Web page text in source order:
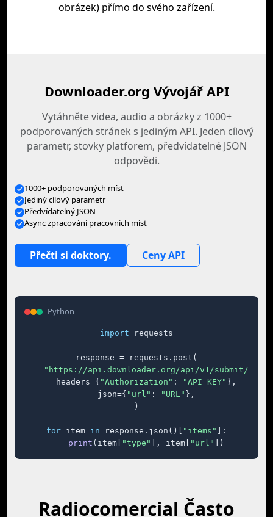
obrázek) přímo do svého zařízení.
Downloader.org Vývojář API
Vytáhněte videa, audio a obrázky z 1000+
podporovaných stránek s jediným API. Jeden cílový
parametr, stovky platforem, předvídatelné JSON
odpovědi.
1000+ podporovaných míst
Jediný cílový parametr
Předvídatelný JSON
Async zpracování pracovních míst
Přečti si doktory. Ceny API
Python
import requests
response = requests.post(
"https://api.downloader.org/api/v1/submit/"
    headers={
"Authorization" : "API_KEY" },
    json={
"url" : "URL" },
)
for item in response.json()[ "items"
]:
print (item[ "type" ], item[ "url" ])
Radiocomercial Často